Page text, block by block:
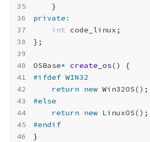
}
private :
int code_linux ;
};
OSBase* create_os()
{
return
new Win32OS();
return
new LinuxOS();
}